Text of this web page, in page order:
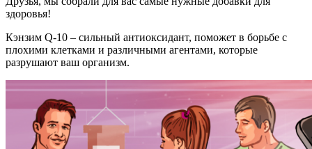
здоровья!
Кэнзим Q-10 – сильный антиоксидант, поможет в борьбе с
плохими клетками и различными агентами, которые
разрушают ваш организм.